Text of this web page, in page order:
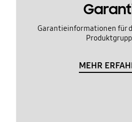
Garantieinformationen für
MEHR